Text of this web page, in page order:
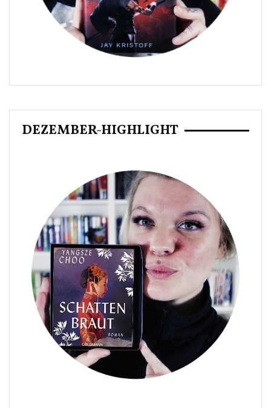
DEZEMBER-HIGHLIGHT